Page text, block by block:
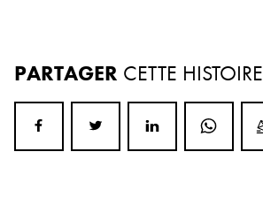
PARTAGER CETTE HISTOIRE